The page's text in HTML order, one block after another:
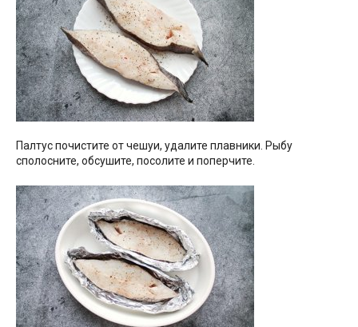
Палтус почистите от чешуи, удалите плавники. Рыбу
сполосните, обсушите, посолите и поперчите.